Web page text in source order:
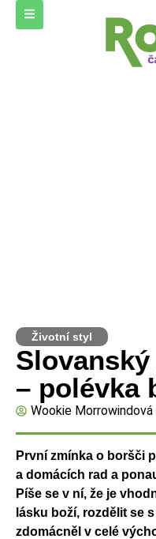
Životní styl
– polévka
Wookie Morrowindová
První zmínka o boršči
a domácích rad a
Píše se v ní, že je
lásku boží, rozdělit se
zdomácněl v celé